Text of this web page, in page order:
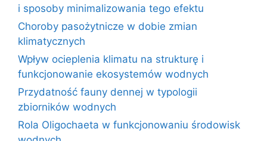
i sposoby minimalizowania tego efektu
Choroby pasożytnicze w dobie zmian
klimatycznych
Wpływ ocieplenia klimatu na strukturę i
funkcjonowanie ekosystemów wodnych
Przydatność fauny dennej w typologii
zbiorników wodnych
Rola Oligochaeta w funkcjonowaniu środowisk